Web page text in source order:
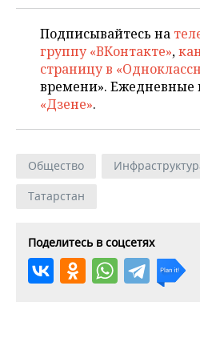
Подписывайтесь на
группу «ВКонтакте»,
страницу в
времени». Ежедневные
«Дзене».
Общество
Татарстан
Поделитесь в соцсетях